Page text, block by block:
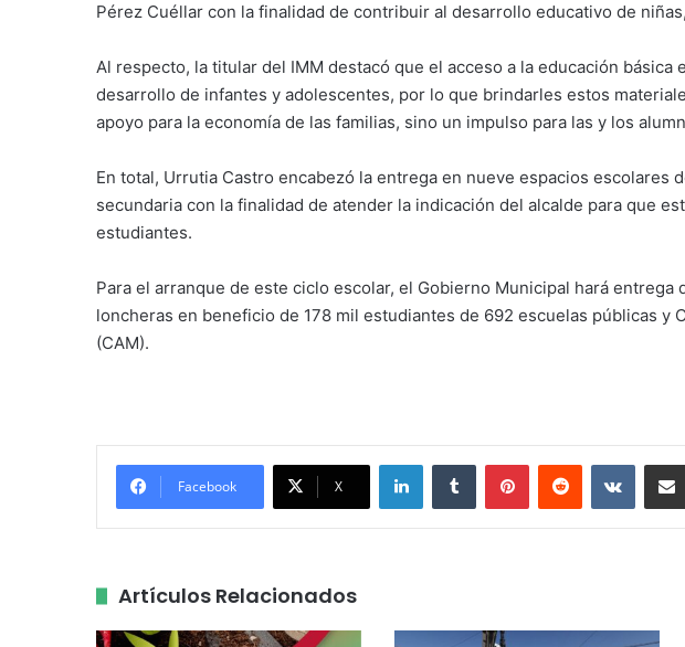
Pérez Cuéllar con la finalidad de contribuir al desarrollo educativo de
Al respecto, la titular del IMM destacó que el acceso a la educación básica
desarrollo de infantes y adolescentes, por lo que brindarles estos
apoyo para la economía de las familias, sino un impulso para las y los
En total, Urrutia Castro encabezó la entrega en nueve espacios escolares
secundaria con la finalidad de atender la indicación del alcalde para que
estudiantes.
Para el arranque de este ciclo escolar, el Gobierno Municipal hará entrega
loncheras en beneficio de 178 mil estudiantes de 692 escuelas públicas y
(CAM).
Facebook X
LinkedInTumblr PinterestReddit
Artículos Relacionados